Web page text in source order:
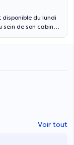
disponible du lundi
sein de son cabinet
vaccination ou un
au 0 470299001.
veuillez
Voir tout